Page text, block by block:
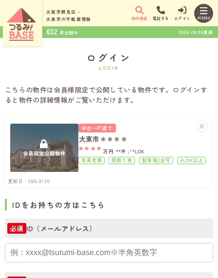
大阪市鶴見区・
大東市の不動産情報 物件検索 電話する ログイン MENU
632 件公開中 2026.08.06更新
ログイン
LOGIN
こちらの物件は会員様限定で公開している物件です。ログインす
ると物件の詳細情報がご覧いただけます。
中古一戸建て
大東市＊＊＊＊
**** 万円 **坪
*LDK
写真充実
間取り有 駐車場2台可
4LDK以上
更新日：2026.07.30
IDをお持ちの方はこちら
必須 ID（メールアドレス）